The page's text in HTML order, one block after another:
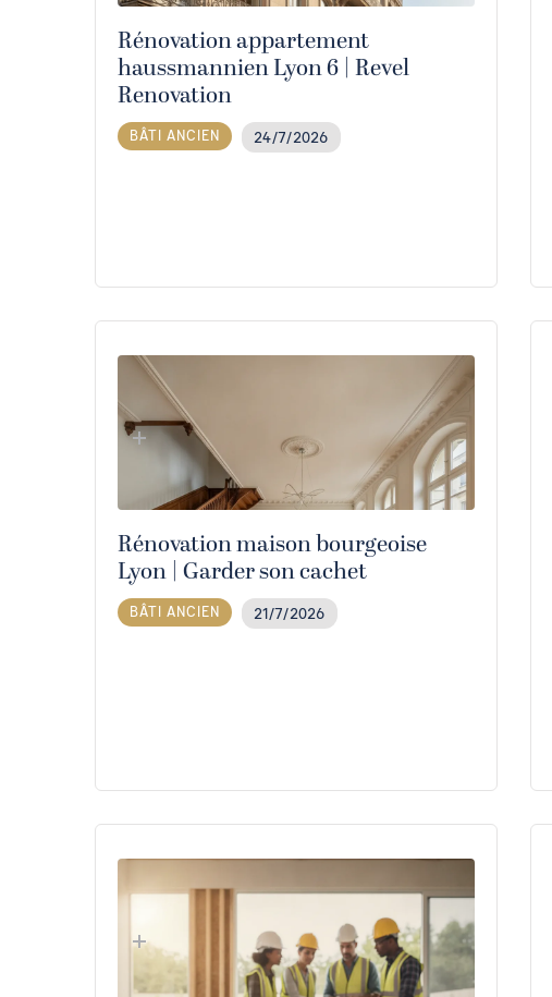
Rénovation appartement
haussmannien Lyon 6 | Revel
Renovation
BÂTI ANCIEN 24/7/2026
Rénovation maison bourgeoise
Lyon | Garder son cachet
BÂTI ANCIEN 21/7/2026